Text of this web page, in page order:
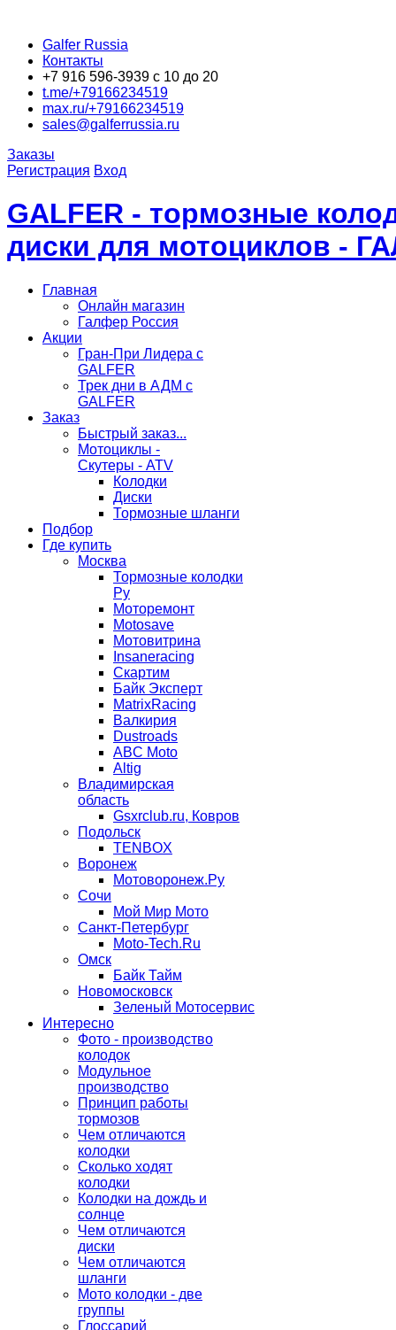
Galfer Russia
Контакты
+7 916 596-3939 с 10 до 20
t.me/+79166234519
max.ru/+79166234519
sales@galferrussia.ru
Заказы
Регистрация Вход
GALFER - тормозные
диски для мотоциклов -
Главная
Онлайн магазин
Галфер Россия
Акции
Гран-При Лидера c
GALFER
Трек дни в АДМ с
GALFER
Заказ
Быстрый заказ...
Мотоциклы -
Скутеры - ATV
Колодки
Диски
Тормозные шланги
Подбор
Где купить
Москва
Тормозные колодки
Ру
Моторемонт
Motosave
Мотовитрина
Insaneracing
Скартим
Байк Эксперт
MatrixRacing
Валкирия
Dustroads
ABC Moto
Altig
Владимирская
область
Gsxrclub.ru, Ковров
Подольск
TENBOX
Воронеж
Мотоворонеж.Ру
Сочи
Мой Мир Мото
Санкт-Петербург
Moto-Tech.Ru
Омск
Байк Тайм
Новомосковск
Зеленый Мотосервис
Интересно
Фото - производство
колодок
Модульное
производство
Принцип работы
тормозов
Чем отличаются
колодки
Сколько ходят
колодки
Колодки на дождь и
солнце
Чем отличаются
диски
Чем отличаются
шланги
Мото колодки - две
группы
Глоссарий